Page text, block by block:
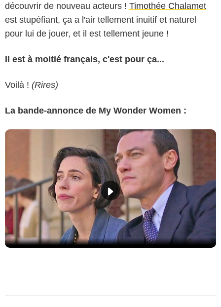
découvrir de nouveau acteurs ! Timothée Chalamet
est stupéfiant, ça a l'air tellement inuitif et naturel
pour lui de jouer, et il est tellement jeune !
Il est à moitié français, c'est pour ça...
Voilà ! (Rires)
La bande-annonce de My Wonder Women :